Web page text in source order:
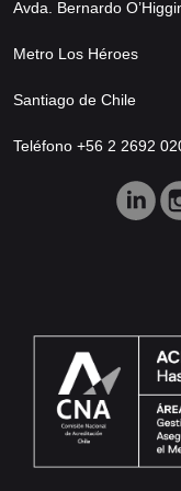
Avda. Bernardo
Metro Los Héroes
Santiago de Chile
Teléfono +56 2 2692